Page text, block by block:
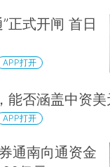
正式开闸 首日
APP打开
能否涵盖中资
APP打开
通南向通资金